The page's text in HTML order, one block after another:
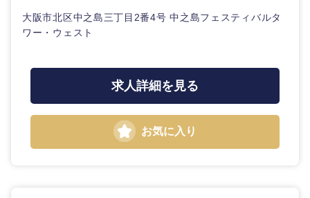
大阪市北区中之島三丁目2番4号 中之島フェスティバルタ
ワー・ウェスト
求人詳細を見る
お気に入り